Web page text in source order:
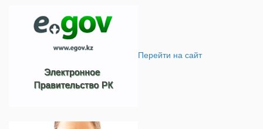
Перейти на сайт